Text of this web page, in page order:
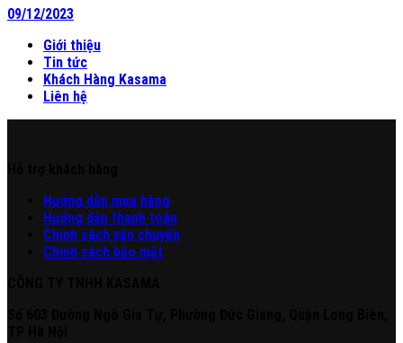
09/12/2023
Giới thiệu
Tin tức
Khách Hàng Kasama
Liên hệ
Hướng dẫn mua hàng
Hướng dẫn thanh toán
Chính sách vận chuyển
Chính sách bảo mật